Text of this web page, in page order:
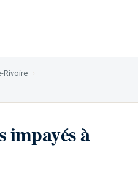
Rivoire
impayés à